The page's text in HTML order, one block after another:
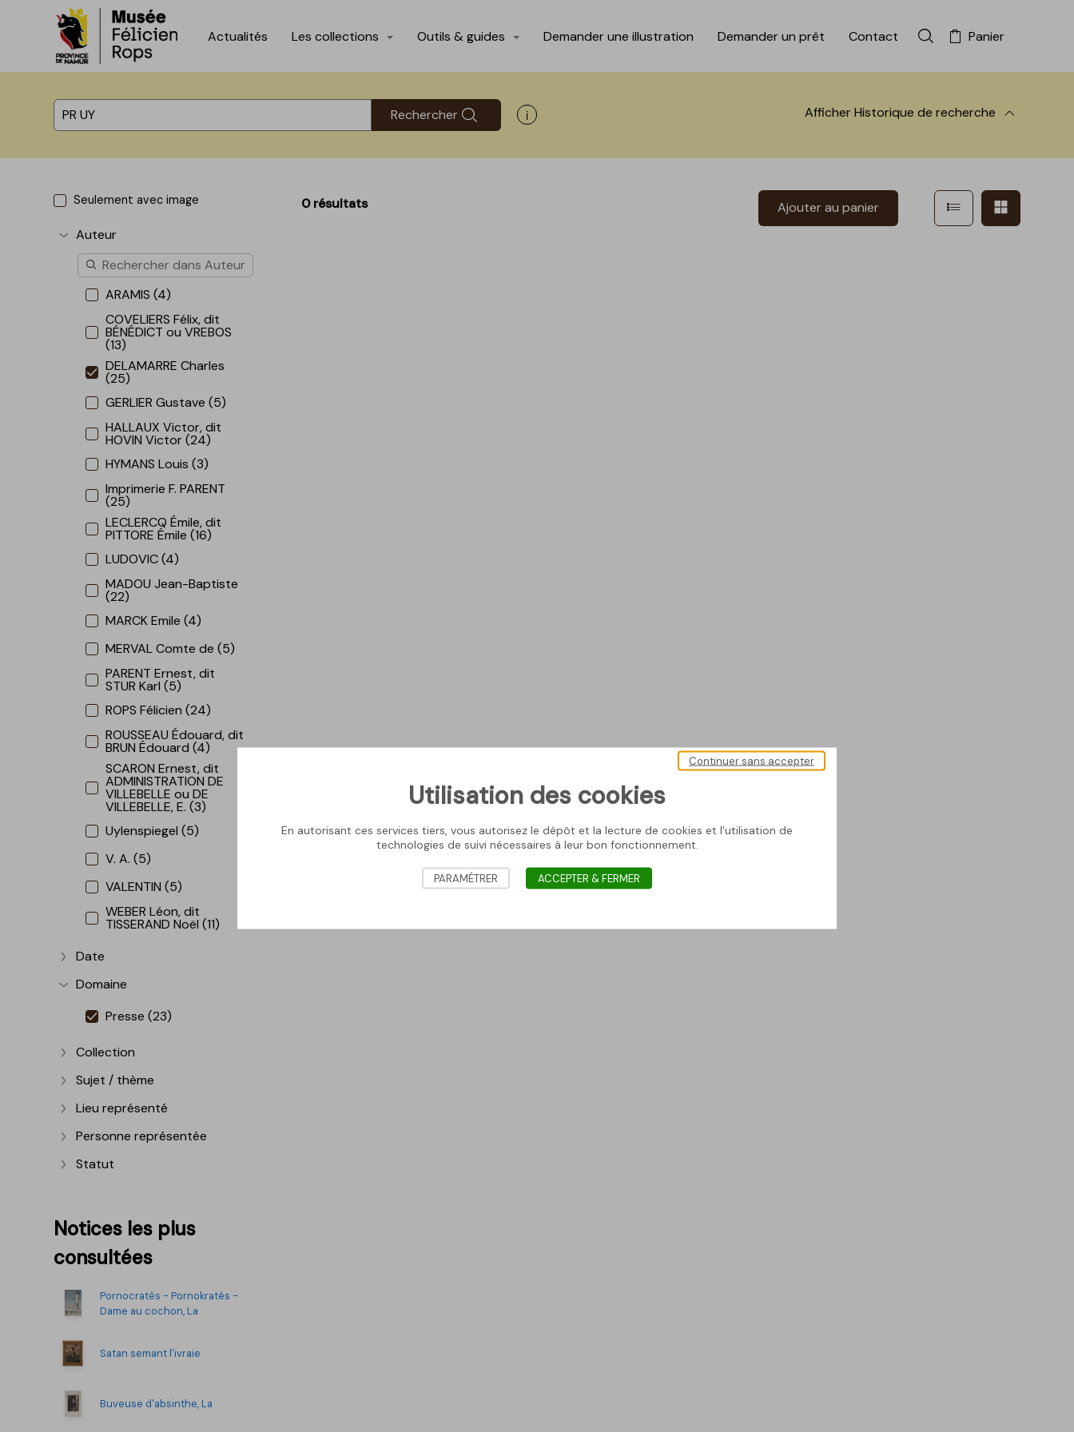
Accèder directement au contenu
Accèder directement au contenu
Actualités Les collections Outils & guides Demander une illustration Demander un prêt Contact Rechercher dans la
Panier
Rechercher Afficher les informations d'aide à la recherche AfficherHistorique de recherche
Seulement avec image
Afficher plus
Auteur
ARAMIS (4)
COVELIERS Félix, dit
BÉNÉDICT ou VREBOS
(13)
DELAMARRE Charles
(25)
GERLIER Gustave (5)
HALLAUX Victor, dit
HOVIN Victor (24)
HYMANS Louis (3)
Imprimerie F. PARENT
(25)
LECLERCQ Émile, dit
PITTORE Émile (16)
LUDOVIC (4)
MADOU Jean-Baptiste
(22)
MARCK Emile (4)
MERVAL Comte de (5)
PARENT Ernest, dit
STUR Karl (5)
ROPS Félicien (24)
ROUSSEAU Édouard, dit
BRUN Édouard (4)
SCARON Ernest, dit
ADMINISTRATION DE
VILLEBELLE ou DE
VILLEBELLE, E. (3)
Uylenspiegel (5)
V. A. (5)
VALENTIN (5)
WEBER Léon, dit
TISSERAND Noël (11)
Afficher plus
Date
Afficher plus
Domaine
Presse (23)
Afficher plus
Collection
Afficher plus
Sujet / thème
Afficher plus
Lieu représenté
Afficher plus
Personne représentée
Afficher plus
Statut
Notices les plus
consultées
Pornocratès - Pornokratès -
Dame au cochon, La
Satan semant l'ivraie
Buveuse d'absinthe, La
0 résultats Ajouter au panier Afficher en mode
Utilisation des cookies
En autorisant ces services tiers, vous autorisez le dépôt et la lecture de cookies et l'utilisation de
technologies de suivi nécessaires à leur bon fonctionnement.
Continuer sans accepter
PARAMÉTRER ACCEPTER & FERMER